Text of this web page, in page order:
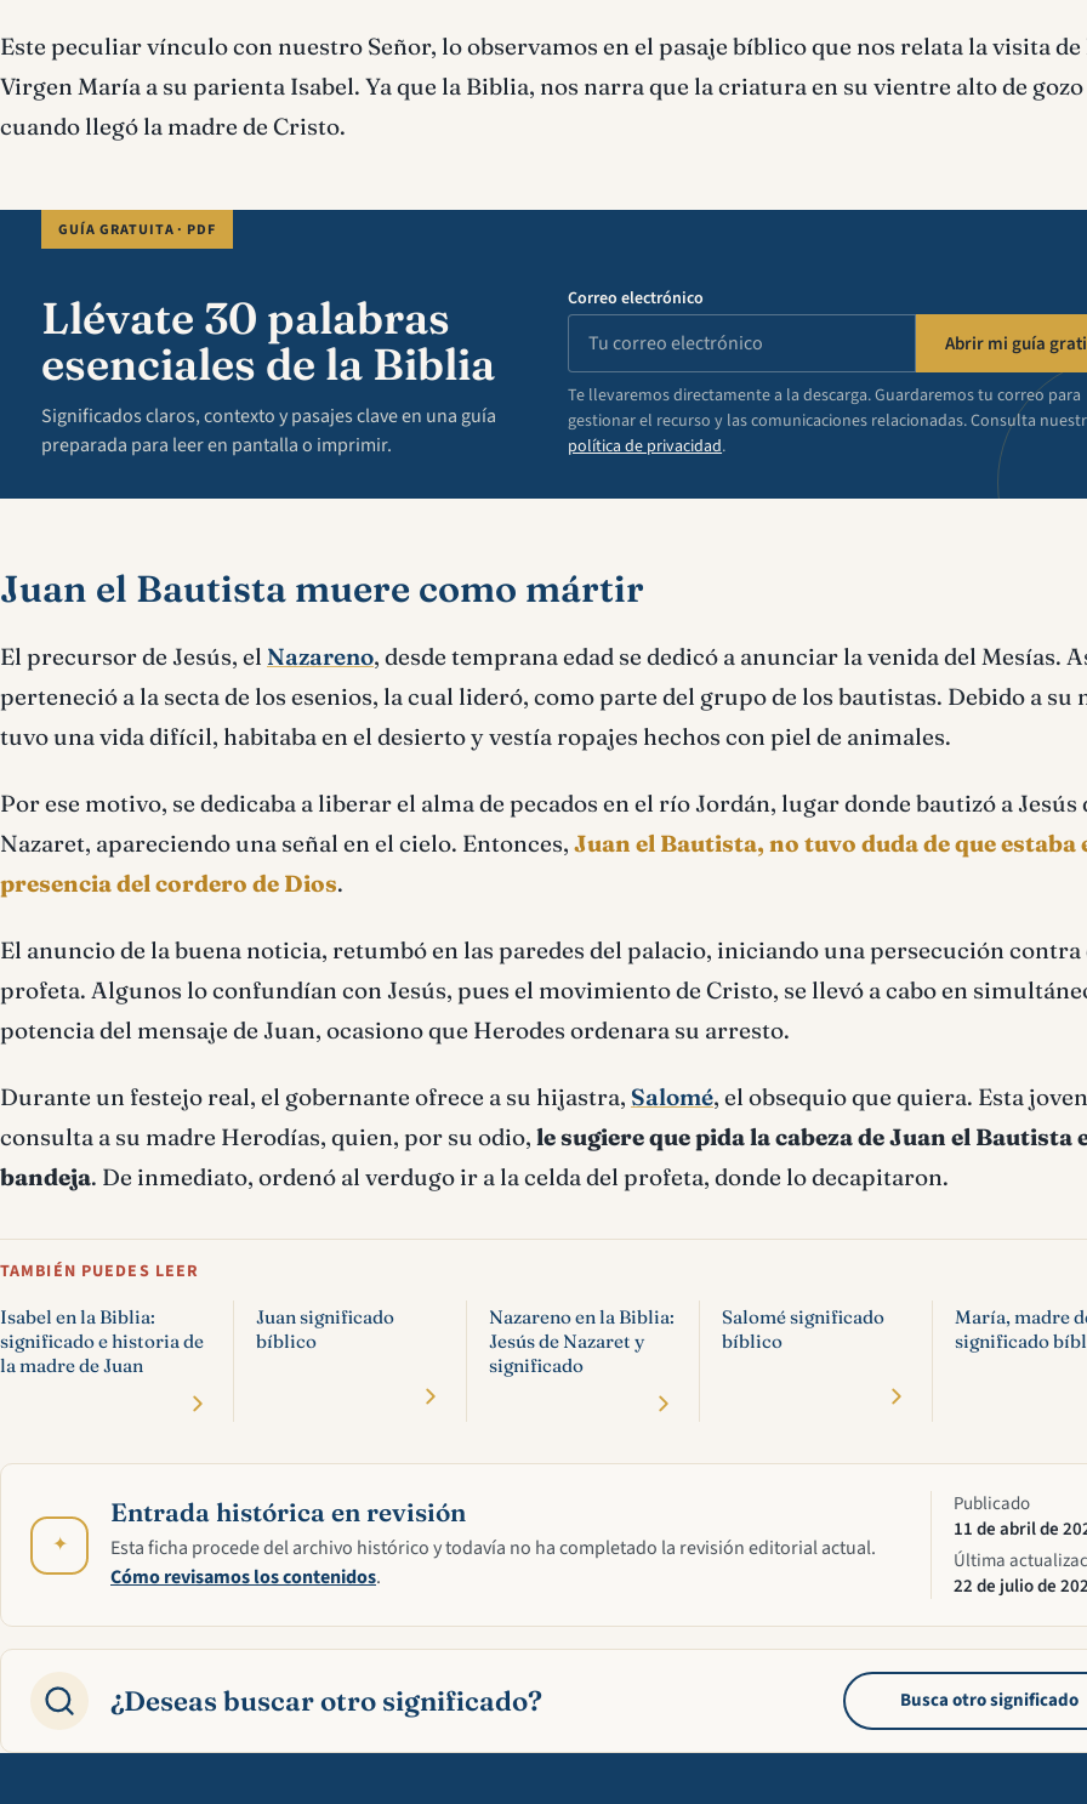
Este peculiar vínculo con nuestro Señor, lo observamos en el pasaje bíblico que nos relata la visita de
Virgen María a su parienta Isabel. Ya que la Biblia, nos narra que la criatura en su vientre alto de gozo
cuando llegó la madre de Cristo.
GUÍA GRATUITA · PDF
Llévate 30 palabras
esenciales de la Biblia
Significados claros, contexto y pasajes clave en una guía
preparada para leer en pantalla o imprimir.
Correo electrónico
Abrir mi guía
Te llevaremos directamente a la descarga. Guardaremos tu correo para
gestionar el recurso y las comunicaciones relacionadas. Consulta
política de privacidad.
Juan el Bautista muere como mártir
El precursor de Jesús, el Nazareno, desde temprana edad se dedicó a anunciar la venida del Mesías.
perteneció a la secta de los esenios, la cual lideró, como parte del grupo de los bautistas. Debido a su
tuvo una vida difícil, habitaba en el desierto y vestía ropajes hechos con piel de animales.
Por ese motivo, se dedicaba a liberar el alma de pecados en el río Jordán, lugar donde bautizó a Jesús
Nazaret, apareciendo una señal en el cielo. Entonces, Juan el Bautista, no tuvo duda de que estaba
presencia del cordero de Dios.
El anuncio de la buena noticia, retumbó en las paredes del palacio, iniciando una persecución contra
profeta. Algunos lo confundían con Jesús, pues el movimiento de Cristo, se llevó a cabo en
potencia del mensaje de Juan, ocasiono que Herodes ordenara su arresto.
Durante un festejo real, el gobernante ofrece a su hijastra, Salomé, el obsequio que quiera. Esta
consulta a su madre Herodías, quien, por su odio, le sugiere que pida la cabeza de Juan el Bautista
bandeja. De inmediato, ordenó al verdugo ir a la celda del profeta, donde lo decapitaron.
TAMBIÉN PUEDES LEER
Isabel en la Biblia:
significado e historia de
la madre de Juan
Juan significado
bíblico
Nazareno en la Biblia:
Jesús de Nazaret y
significado
Salomé significado
bíblico
María, madre
significado
✦
Entrada histórica en revisión
Esta ficha procede del archivo histórico y todavía no ha completado la revisión editorial actual.
Cómo revisamos los contenidos.
Publicado
11 de abril de
Última
22 de julio de
¿Deseas buscar otro significado? Busca otro significado